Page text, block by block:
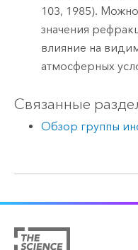
103, 1985).
значения
влияние на
атмосферных
Связанные
Обзор группы